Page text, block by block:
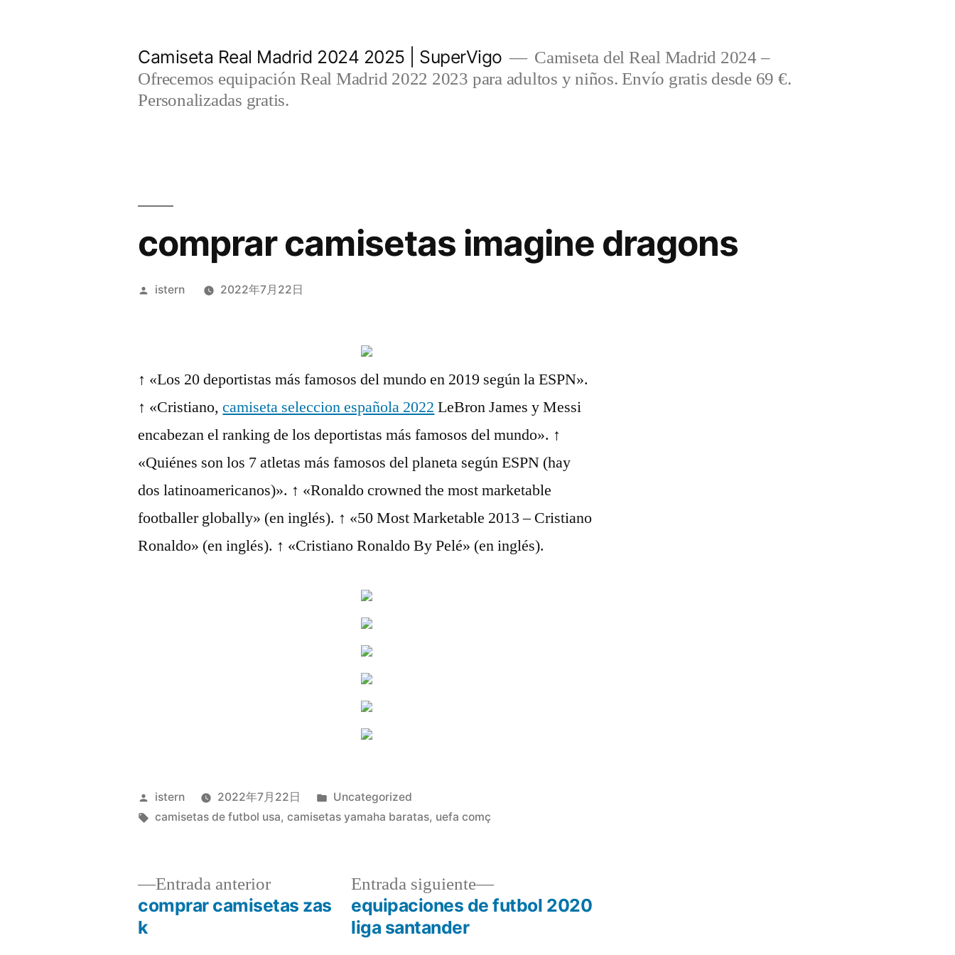
Camiseta Real Madrid 2024 2025 | SuperVigo
Camiseta del Real Madrid 2024 –
Ofrecemos equipación Real Madrid 2022 2023 para adultos y niños. Envío gratis desde 69 €.
Personalizadas gratis.
comprar camisetas imagine dragons
Publicado
istern 2022年7月22日
↑ «Los 20 deportistas más famosos del mundo en 2019 según la ESPN».
↑ «Cristiano,camiseta seleccion española 2022 LeBron James y Messi
encabezan el ranking de los deportistas más famosos del mundo». ↑
«Quiénes son los 7 atletas más famosos del planeta según ESPN (hay
dos latinoamericanos)». ↑ «Ronaldo crowned the most marketable
footballer globally» (en inglés). ↑ «50 Most Marketable 2013 – Cristiano
Ronaldo» (en inglés). ↑ «Cristiano Ronaldo By Pelé» (en inglés).
Publicado
por
istern 2022年7月22日
Publicado
en
Uncategorized
Etiquetas:
camisetas de futbol usa,camisetas yamaha baratas, uefa comç
Navegación
Entrada anteriorEntrada
anterior:
comprar camisetas zas
k
Entrada siguiente
Entrada
siguiente:
equipaciones de futbol 2020
liga santander